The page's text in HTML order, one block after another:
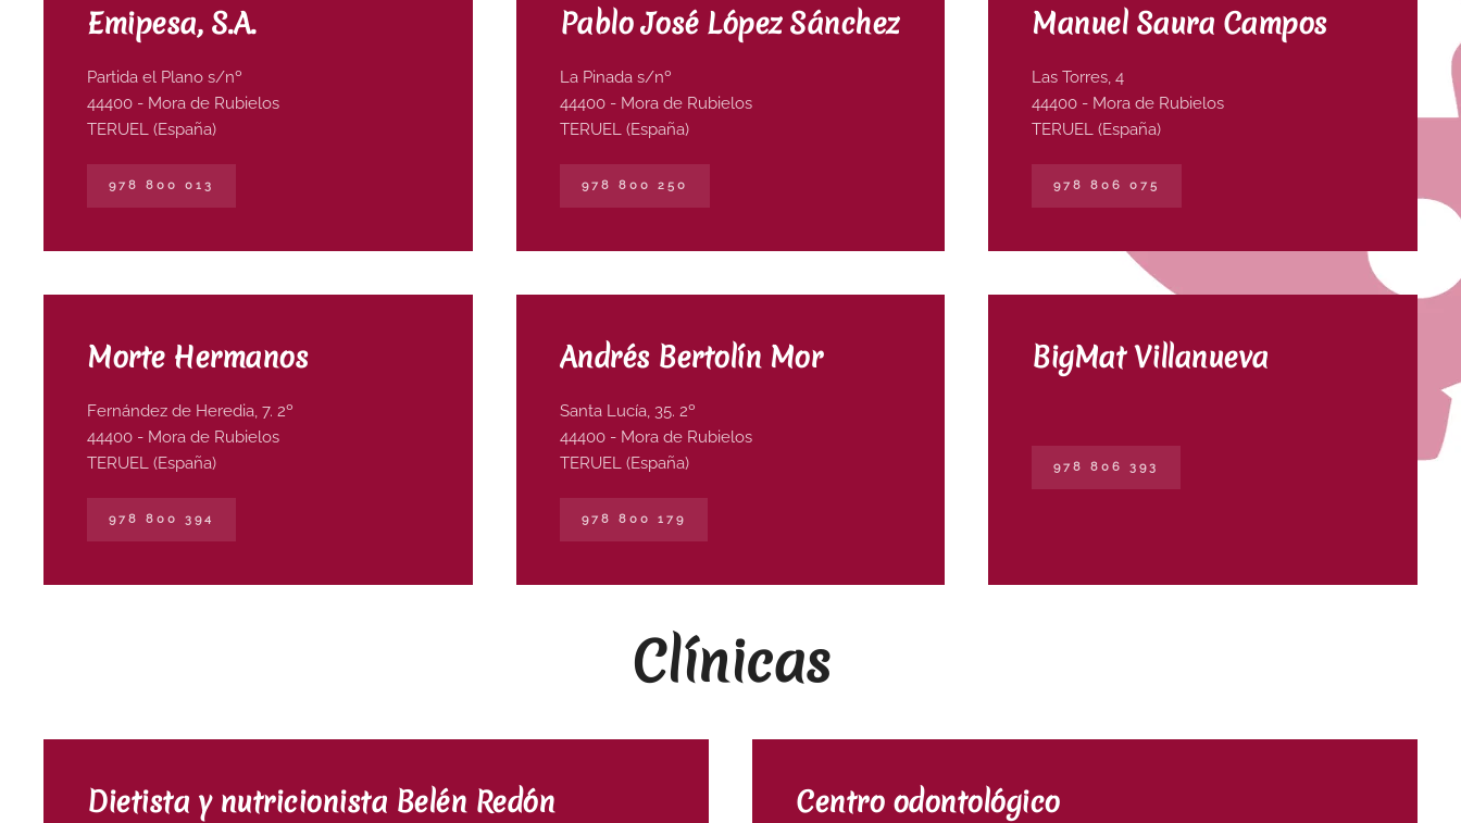
Emipesa, S.A.
Partida el Plano s/nº
44400 - Mora de Rubielos
TERUEL (España)
978 800 013
Pablo José López Sánchez
La Pinada s/nº
44400 - Mora de Rubielos
TERUEL (España)
978 800 250
Manuel Saura Campos
Las Torres, 4
44400 - Mora de Rubielos
TERUEL (España)
978 806 075
Morte Hermanos
Fernández de Heredia, 7. 2º
44400 - Mora de Rubielos
TERUEL (España)
978 800 394
Andrés Bertolín Mor
Santa Lucía, 35. 2º
44400 - Mora de Rubielos
TERUEL (España)
978 800 179
BigMat Villanueva
978 806 393
Clínicas
Dietista y nutricionista Belén Redón Centro odontológico